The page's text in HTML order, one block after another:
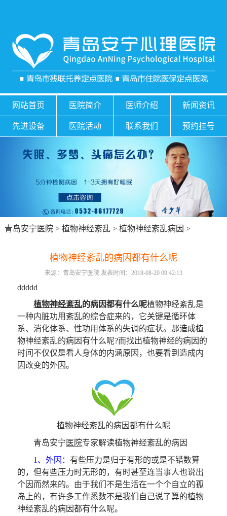
网站首页 医院简介 医师介绍 新闻资讯
先进设备 医院活动 联系我们 预约挂号
青岛安宁医院> 植物神经紊乱> 植物神经紊乱病因 >
植物神经紊乱的病因都有什么呢
来源：青岛安宁医院 发表时间：2018-08-20 09:42:13
ddddd
植物神经紊乱的病因都有什么呢植物神经紊乱是
一种内脏功用紊乱的综合症来的，它关键是循环体
系、消化体系、性功用体系的失调的症状。那造成植
物神经紊乱的病因有什么呢?而找出植物神经的病因的
时间不仅仅是看人身体的内涵原因，也要看到造成内
因改变的外因。
植物神经紊乱的病因都有什么呢
青岛安宁 医院专家解读植物神经紊乱的病因
1、外因：有些压力是归于有形的或是不错数算
的，但有些压力时无形的，有时甚至连当事人也说出
个因而然来的。由于我们不是生活在一个个自立的孤
岛上的，有许多工作悉数不是我们自己说了算的植物
神经紊乱的病因都有什么呢。